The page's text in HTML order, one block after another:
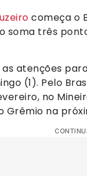
começa o
soma três
atenções
(1). Pelo
no
Grêmio na